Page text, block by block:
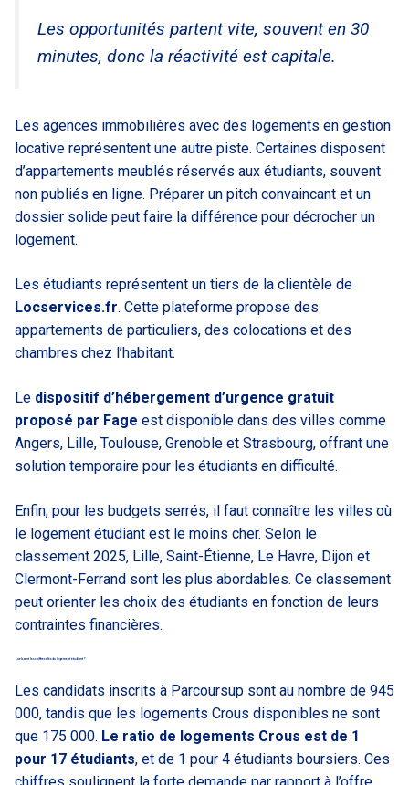
Les opportunités partent vite, souvent en 30
minutes, donc la réactivité est capitale.
Les agences immobilières avec des logements en gestion
locative représentent une autre piste. Certaines disposent
d’appartements meublés réservés aux étudiants, souvent
non publiés en ligne. Préparer un pitch convaincant et un
dossier solide peut faire la différence pour décrocher un
logement.
Les étudiants représentent un tiers de la clientèle de
Locservices.fr. Cette plateforme propose des
appartements de particuliers, des colocations et des
chambres chez l’habitant.
Le dispositif d’hébergement d’urgence gratuit
proposé par Fage est disponible dans des villes comme
Angers, Lille, Toulouse, Grenoble et Strasbourg, offrant une
solution temporaire pour les étudiants en difficulté.
Enfin, pour les budgets serrés, il faut connaître les villes où
le logement étudiant est le moins cher. Selon le
classement 2025, Lille, Saint-Étienne, Le Havre, Dijon et
Clermont-Ferrand sont les plus abordables. Ce classement
peut orienter les choix des étudiants en fonction de leurs
contraintes financières.
Quels sont les chiffres clés du logement étudiant ?
Les candidats inscrits à Parcoursup sont au nombre de 945
000, tandis que les logements Crous disponibles ne sont
que 175 000. Le ratio de logements Crous est de 1
pour 17 étudiants, et de 1 pour 4 étudiants boursiers. Ces